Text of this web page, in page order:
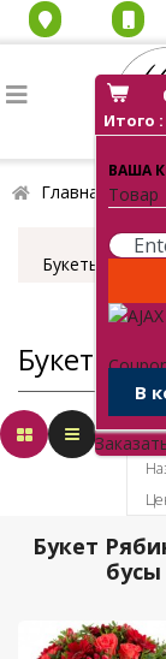
Итого :
ВАША
Товар
В
Главная
Букеты из роз
Букеты из
Букет
бусы